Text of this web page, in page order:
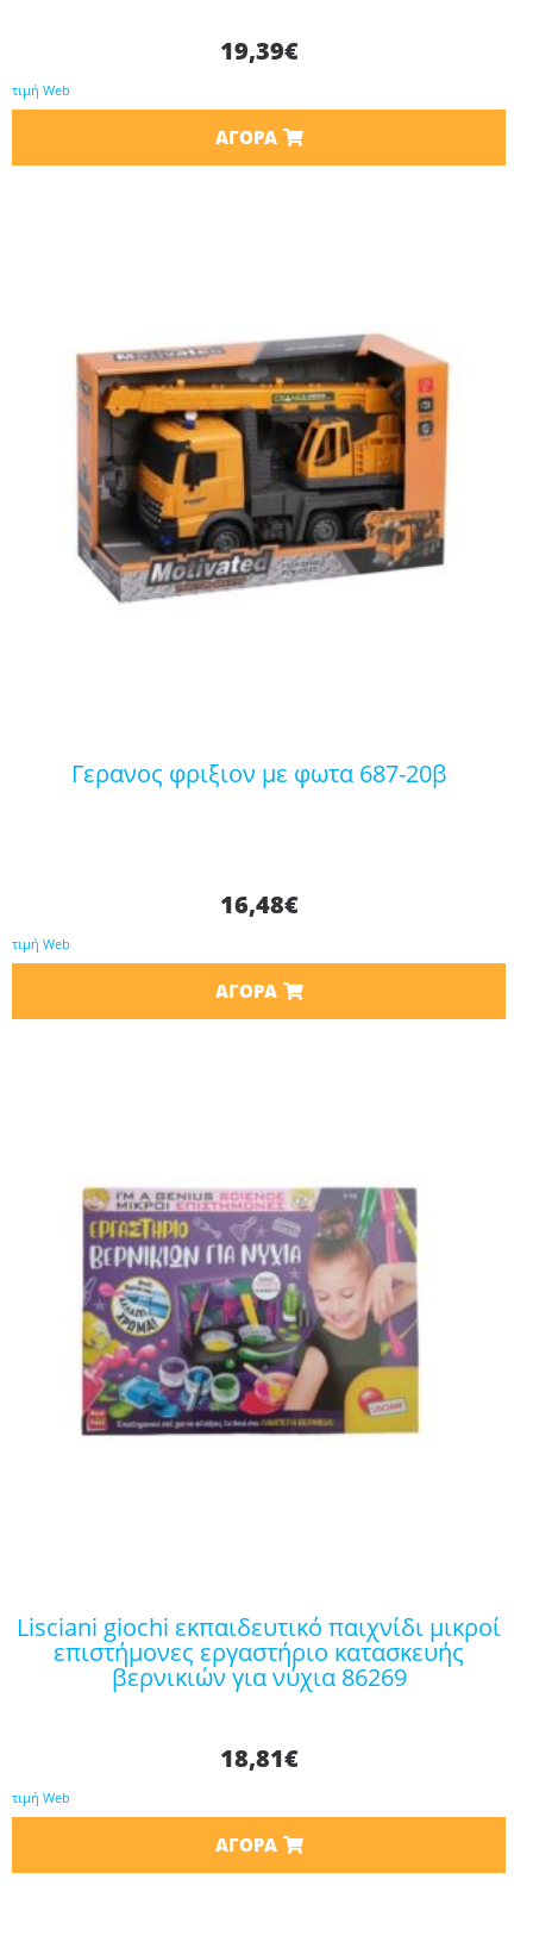
19,39€
τιμή Web
ΑΓΟΡΆ
γερανος φριξιον με φωτα 687-20β
16,48€
τιμή Web
ΑΓΟΡΆ
lisciani giochi εκπαιδευτικό παιχνίδι μικροί
επιστήμονες εργαστήριο κατασκευής
βερνικιών για νύχια 86269
18,81€
τιμή Web
ΑΓΟΡΆ